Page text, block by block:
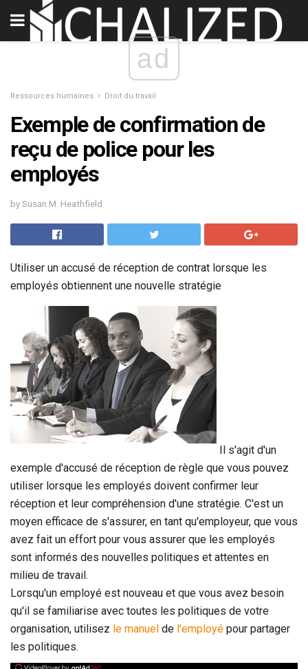
ad
Ressources humaines Droit du travail
Exemple de confirmation de
reçu de police pour les
employés
by Susan M. Heathfield
Utiliser un accusé de réception de contrat lorsque les
employés obtiennent une nouvelle stratégie
Il s'agit d'un
exemple d'accusé de réception de règle que vous pouvez
utiliser lorsque les employés doivent confirmer leur
réception et leur compréhension d'une stratégie. C'est un
moyen efficace de s'assurer, en tant qu'employeur, que vous
avez fait un effort pour vous assurer que les employés
sont informés des nouvelles politiques et attentes en
milieu de travail.
Lorsqu'un employé est nouveau et que vous avez besoin
qu'il se familiarise avec toutes les politiques de votre
organisation, utilisez le manuel de l'employé pour partager
les politiques.